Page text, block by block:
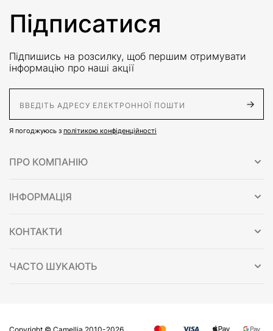
Підписатися
Підпишись на розсилку, щоб першим отримувати
інформацію про наші акції
Я погоджуюсь з політикою конфіденційності
ПРО КОМПАНІЮ
ІНФОРМАЦІЯ
КОНТАКТИ
ЧАСТО ШУКАЮТЬ
Copyright © Сamellia 2010-2026